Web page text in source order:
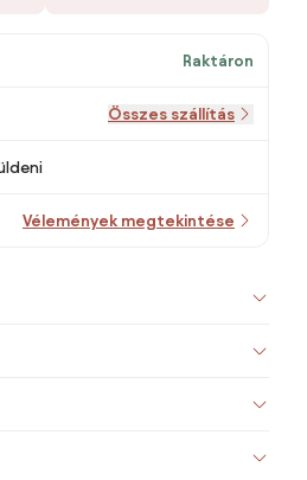
Raktáron
Összes szállítás
Vélemények megtekintése